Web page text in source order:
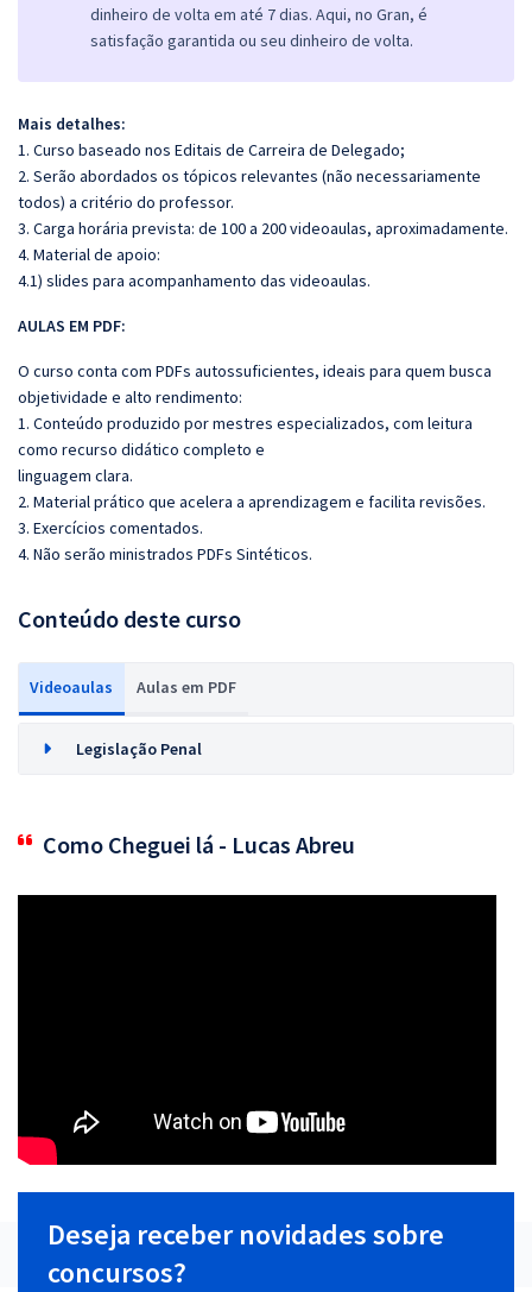
dinheiro de volta em até 7 dias. Aqui, no Gran, é
satisfação garantida ou seu dinheiro de volta.
Mais detalhes:
1. Curso baseado nos Editais de Carreira de Delegado;
2. Serão abordados os tópicos relevantes (não necessariamente
todos) a critério do professor.
3. Carga horária prevista: de 100 a 200 videoaulas, aproximadamente.
4. Material de apoio:
4.1) slides para acompanhamento das videoaulas.
AULAS EM PDF:
O curso conta com PDFs autossuficientes, ideais para quem busca
objetividade e alto rendimento:
1. Conteúdo produzido por mestres especializados, com leitura
como recurso didático completo e
linguagem clara.
2. Material prático que acelera a aprendizagem e facilita revisões.
3. Exercícios comentados.
4. Não serão ministrados PDFs Sintéticos.
Conteúdo deste curso
Videoaulas Aulas em PDF
Legislação Penal
Como Cheguei lá - Lucas Abreu
Deseja receber novidades sobre
concursos?